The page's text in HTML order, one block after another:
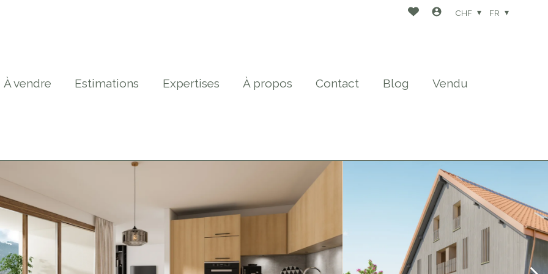
À vendre Estimations Expertises À propos Contact Blog Vendu
CHF FR